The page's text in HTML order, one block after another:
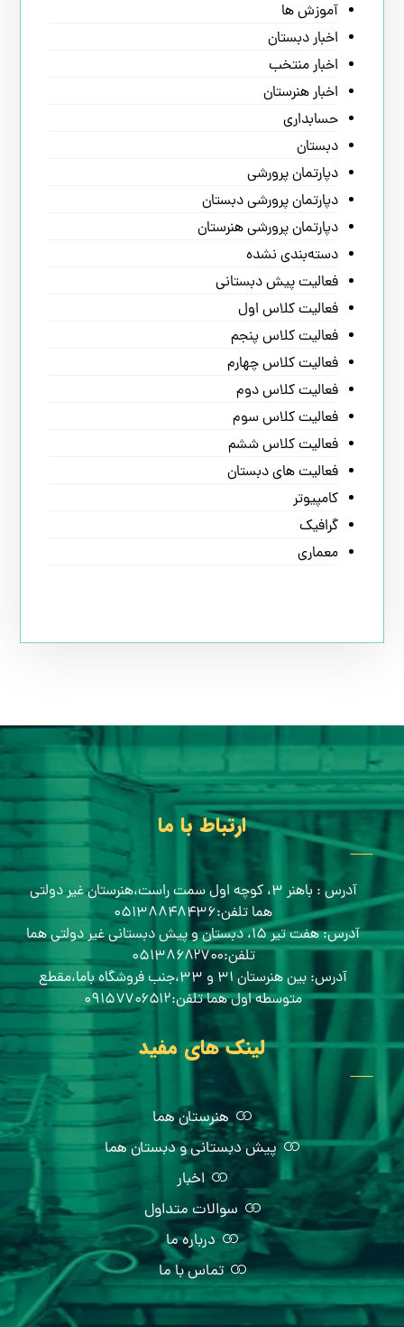
آموزش ها
اخبار دبستان
اخبار منتخب
اخبار هنرستان
حسابداری
دبستان
دپارتمان پرورشی
دپارتمان پرورشی دبستان
دپارتمان پرورشی هنرستان
دسته‌بندی نشده
فعالیت پیش دبستانی
فعالیت کلاس اول
فعالیت کلاس پنجم
فعالیت کلاس چهارم
فعالیت کلاس دوم
فعالیت کلاس سوم
فعالیت کلاس ششم
فعالیت های دبستان
کامپیوتر
گرافیک
معماری
ارتباط با ما
آدرس : باهنر ۳، کوچه اول سمت راست،هنرستان غیر دولتی
هما تلفن:۰۵۱۳۸۸۴۸۴۳۶
آدرس: هفت تیر ۱۵، دبستان و پیش دبستانی غیر دولتی هما
تلفن:۰۵۱۳۸۶۸۲۷۰۰
آدرس: بین هنرستان ۳۱ و ۳۳،جنب فروشگاه باما،مقطع
متوسطه اول هما تلفن:۰۹۱۵۷۷۰۶۵۱۲
لینک های مفید
هنرستان هما
پیش دبستانی و دبستان هما
اخبار
سوالات متداول
درباره ما
تماس با ما